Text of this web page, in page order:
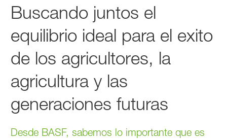
Buscando juntos el
equilibrio ideal para el exito
de los agricultores, la
agricultura y las
generaciones futuras
Desde BASF, sabemos lo importante que es